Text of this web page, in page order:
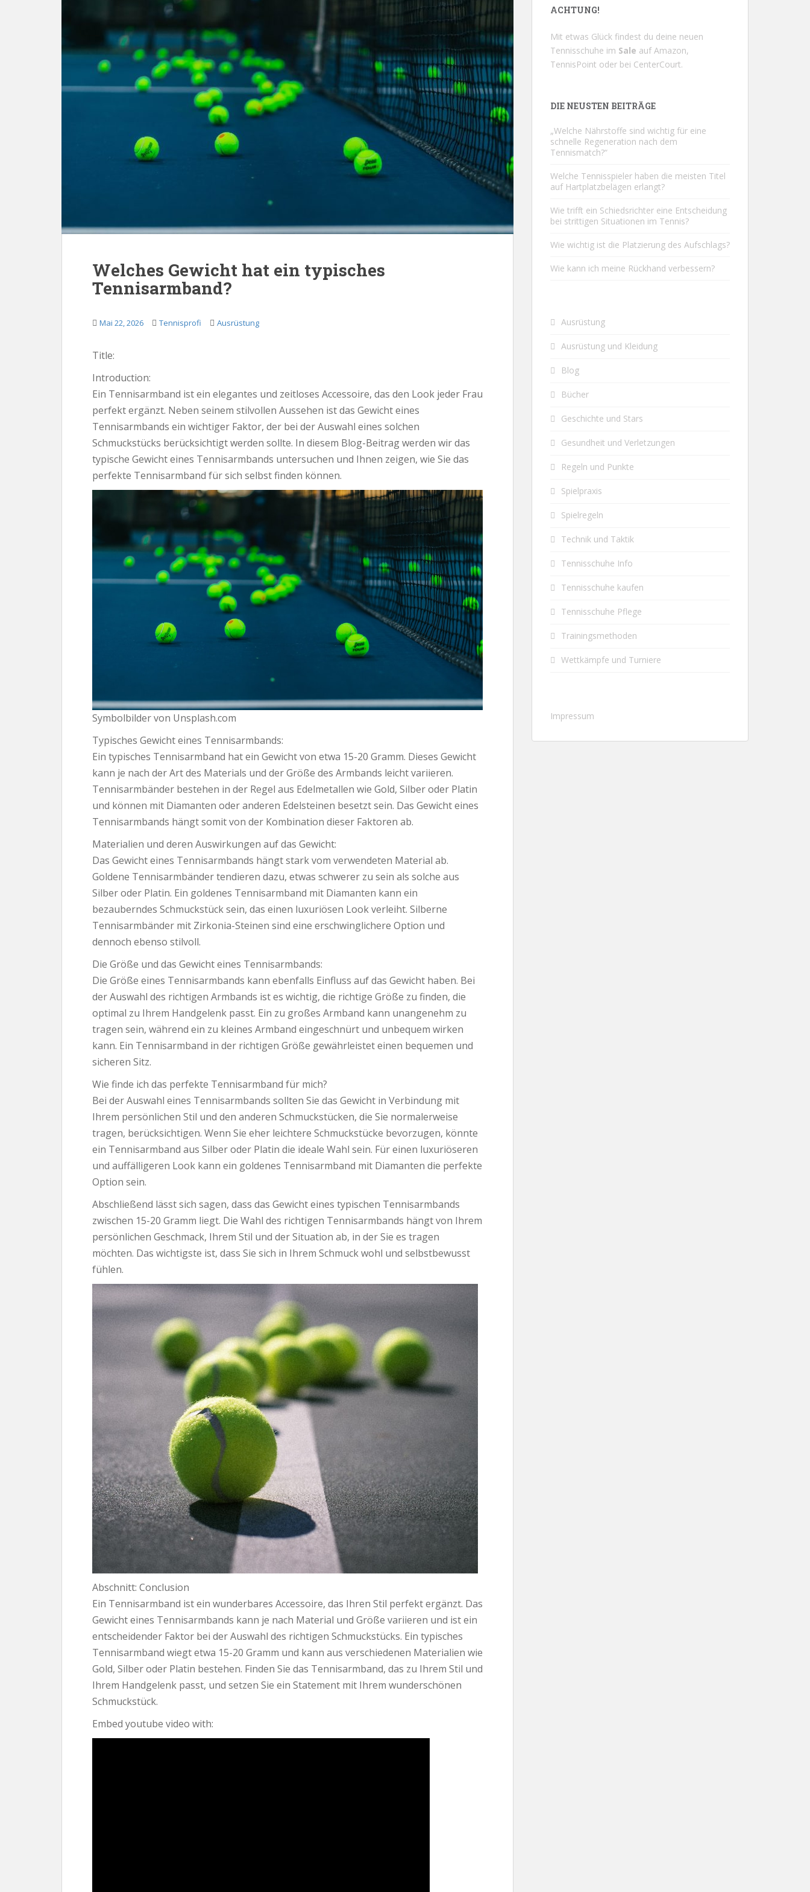
Welches Gewicht hat ein typisches
Tennisarmband?
Mai 22, 2026 Tennisprofi Ausrüstung
Title:
Introduction:
Ein Tennisarmband ist ein elegantes und zeitloses Accessoire, das den Look jeder Frau
perfekt ergänzt. Neben seinem stilvollen Aussehen ist das Gewicht eines
Tennisarmbands ein wichtiger Faktor, der bei der Auswahl eines solchen
Schmuckstücks berücksichtigt werden sollte. In diesem Blog-Beitrag werden wir das
typische Gewicht eines Tennisarmbands untersuchen und Ihnen zeigen, wie Sie das
perfekte Tennisarmband für sich selbst finden können.
Symbolbilder von Unsplash.com
Typisches Gewicht eines Tennisarmbands:
Ein typisches Tennisarmband hat ein Gewicht von etwa 15-20 Gramm. Dieses Gewicht
kann je nach der Art des Materials und der Größe des Armbands leicht variieren.
Tennisarmbänder bestehen in der Regel aus Edelmetallen wie Gold, Silber oder Platin
und können mit Diamanten oder anderen Edelsteinen besetzt sein. Das Gewicht eines
Tennisarmbands hängt somit von der Kombination dieser Faktoren ab.
Materialien und deren Auswirkungen auf das Gewicht:
Das Gewicht eines Tennisarmbands hängt stark vom verwendeten Material ab.
Goldene Tennisarmbänder tendieren dazu, etwas schwerer zu sein als solche aus
Silber oder Platin. Ein goldenes Tennisarmband mit Diamanten kann ein
bezauberndes Schmuckstück sein, das einen luxuriösen Look verleiht. Silberne
Tennisarmbänder mit Zirkonia-Steinen sind eine erschwinglichere Option und
dennoch ebenso stilvoll.
Die Größe und das Gewicht eines Tennisarmbands:
Die Größe eines Tennisarmbands kann ebenfalls Einfluss auf das Gewicht haben. Bei
der Auswahl des richtigen Armbands ist es wichtig, die richtige Größe zu finden, die
optimal zu Ihrem Handgelenk passt. Ein zu großes Armband kann unangenehm zu
tragen sein, während ein zu kleines Armband eingeschnürt und unbequem wirken
kann. Ein Tennisarmband in der richtigen Größe gewährleistet einen bequemen und
sicheren Sitz.
Wie finde ich das perfekte Tennisarmband für mich?
Bei der Auswahl eines Tennisarmbands sollten Sie das Gewicht in Verbindung mit
Ihrem persönlichen Stil und den anderen Schmuckstücken, die Sie normalerweise
tragen, berücksichtigen. Wenn Sie eher leichtere Schmuckstücke bevorzugen, könnte
ein Tennisarmband aus Silber oder Platin die ideale Wahl sein. Für einen luxuriöseren
und auffälligeren Look kann ein goldenes Tennisarmband mit Diamanten die perfekte
Option sein.
Abschließend lässt sich sagen, dass das Gewicht eines typischen Tennisarmbands
zwischen 15-20 Gramm liegt. Die Wahl des richtigen Tennisarmbands hängt von Ihrem
persönlichen Geschmack, Ihrem Stil und der Situation ab, in der Sie es tragen
möchten. Das wichtigste ist, dass Sie sich in Ihrem Schmuck wohl und selbstbewusst
fühlen.
Abschnitt: Conclusion
Ein Tennisarmband ist ein wunderbares Accessoire, das Ihren Stil perfekt ergänzt. Das
Gewicht eines Tennisarmbands kann je nach Material und Größe variieren und ist ein
entscheidender Faktor bei der Auswahl des richtigen Schmuckstücks. Ein typisches
Tennisarmband wiegt etwa 15-20 Gramm und kann aus verschiedenen Materialien wie
Gold, Silber oder Platin bestehen. Finden Sie das Tennisarmband, das zu Ihrem Stil und
Ihrem Handgelenk passt, und setzen Sie ein Statement mit Ihrem wunderschönen
Schmuckstück.
Embed youtube video with:
ACHTUNG!
Mit etwas Glück findest du deine neuen
Tennisschuhe im Sale aufAmazon,
TennisPoint oder bei CenterCourt.
DIE NEUSTEN BEITRÄGE
„Welche Nährstoffe sind wichtig für eine
schnelle Regeneration nach dem
Tennismatch?“
Welche Tennisspieler haben die meisten Titel
auf Hartplatzbelägen erlangt?
Wie trifft ein Schiedsrichter eine Entscheidung
bei strittigen Situationen im Tennis?
Wie wichtig ist die Platzierung des Aufschlags?
Wie kann ich meine Rückhand verbessern?
Ausrüstung
Ausrüstung und Kleidung
Blog
Bücher
Geschichte und Stars
Gesundheit und Verletzungen
Regeln und Punkte
Spielpraxis
Spielregeln
Technik und Taktik
Tennisschuhe Info
Tennisschuhe kaufen
Tennisschuhe Pflege
Trainingsmethoden
Wettkämpfe und Turniere
Impressum